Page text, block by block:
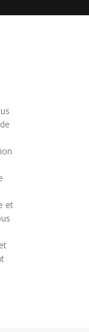
et